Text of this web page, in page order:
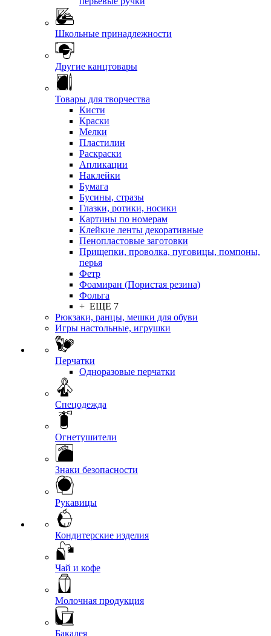
Школьные принадлежности
Другие канцтовары
Товары для творчества
Кисти
Краски
Мелки
Пластилин
Раскраски
Апликации
Наклейки
Бумага
Бусины, стразы
Глазки, ротики, носики
Картины по номерам
Клейкие ленты декоративные
Пенопластовые заготовки
Прищепки, проволка, пуговицы, помпоны,
перья
Фетр
Фоамиран (Пористая резина)
Фольга
+ ЕЩЕ 7
Рюкзаки, ранцы, мешки для обуви
Игры настольные, игрушки
Перчатки
Одноразовые перчатки
Спецодежда
Огнетушители
Знаки безопасности
Рукавицы
Кондитерские изделия
Чай и кофе
Молочная продукция
Бакалея